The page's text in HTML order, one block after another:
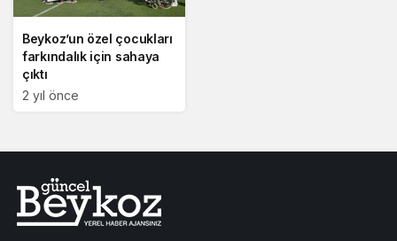
Beykoz’un özel çocukları
farkındalık için sahaya
çıktı
2 yıl önce